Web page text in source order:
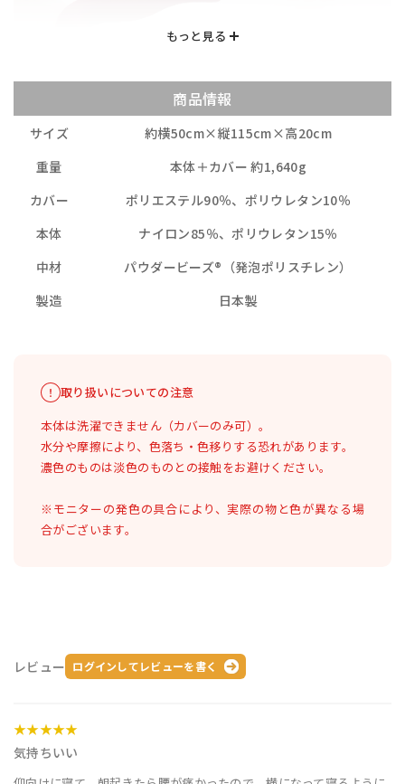
商品情報
サイズ
約横50cm×縦115cm×高20cm
重量
本体＋カバー 約1,640g
カバー
ポリエステル90％、ポリウレタン10％
本体
ナイロン85％、ポリウレタン15％
中材
パウダービーズ®（発泡ポリスチレン）
製造
日本製
取り扱いについての注意
本体は洗濯できません（カバーのみ可）。
水分や摩擦により、色落ち・色移りする恐れがあります。
濃色のものは淡色のものとの接触をお避けください。
※モニターの発色の具合により、実際の物と色が異なる場
合がございます。
レビュー ログインしてレビューを書く
気持ちいい
★★★★★